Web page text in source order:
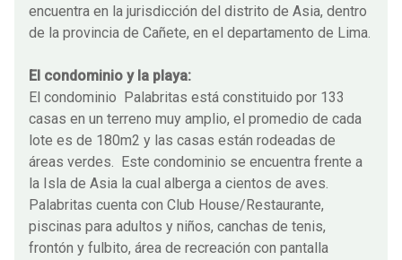
encuentra en la jurisdicción del distrito de Asia, dentro
de la provincia de Cañete, en el departamento de Lima.
El condominio y la playa:
El condominio Palabritas está constituido por 133
casas en un terreno muy amplio, el promedio de cada
lote es de 180m2 y las casas están rodeadas de
áreas verdes. Este condominio se encuentra frente a
la Isla de Asia la cual alberga a cientos de aves.
Palabritas cuenta con Club House/Restaurante,
piscinas para adultos y niños, canchas de tenis,
frontón y fulbito, área de recreación con pantalla